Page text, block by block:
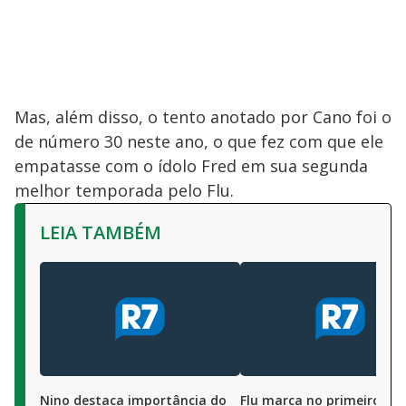
Mas, além disso, o tento anotado por Cano foi o
de número 30 neste ano, o que fez com que ele
empatasse com o ídolo Fred em sua segunda
melhor temporada pelo Flu.
LEIA TAMBÉM
Nino destaca importância do Flu marca no primeiro